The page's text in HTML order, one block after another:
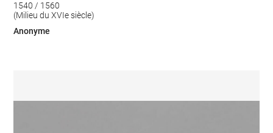
1540 / 1560
(Milieu du XVIe siècle)
Anonyme